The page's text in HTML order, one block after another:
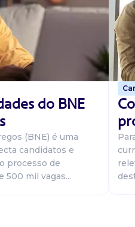
do BNE
(BNE) é uma
candidatos e
processo de
500 mil vagas...